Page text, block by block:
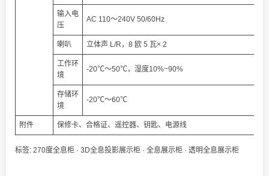
输入电
压
AC 110～240V 50/60Hz
喇叭 立体声 L/R，8 欧 5 瓦× 2
工作环
境
-20℃～50℃，湿度10%~90%
存储环
境
-20℃～60℃
附件 保修卡、合格证、遥控器、钥匙、电源线
标签: 270度全息柜 · 3D全息投影展示柜 · 全息展示柜 · 透明全息展示柜